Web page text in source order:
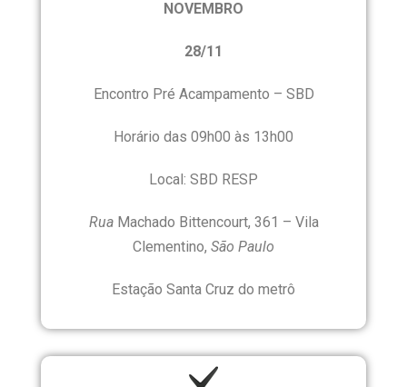
NOVEMBRO
28/11
Encontro Pré Acampamento – SBD
Horário das 09h00 às 13h00
Local: SBD RESP
RuaMachado Bittencourt, 361 – Vila
Clementino, São Paulo
Estação Santa Cruz do metrô